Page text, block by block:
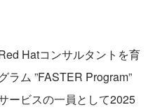
Hatコンサルタントを育
ラム ”FASTER Program”
ービスの一員として2025